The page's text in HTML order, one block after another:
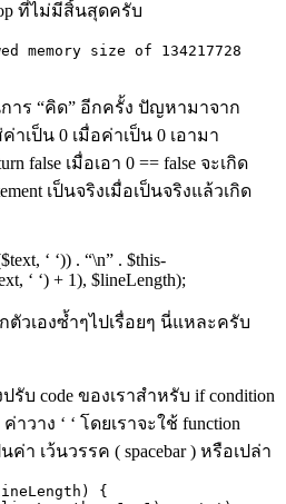
ที่ไม่มีสิ้นสุดครับ
memory size of 134217728
าร “คิด” อีกครั้ง ปัญหามาจาก
าเป็น 0 เมื่อค่าเป็น 0 เอามา
false เมื่อเอา 0 == false จะเกิด
เป็นจริงเมื่อเป็นจริงแล้วเกิด
‘ ‘)) . “\n” . $this-
‘ ‘) + 1), $lineLength);
วเองซ้ำๆไปเรื่อยๆ นี่แหละครับ
รับ code ของเราสำหรับ if condition
าวาง ‘ ‘ โดยเราจะใช้ function
ค่า เว้นวรรค ( spacebar ) หรือเปล่า
{